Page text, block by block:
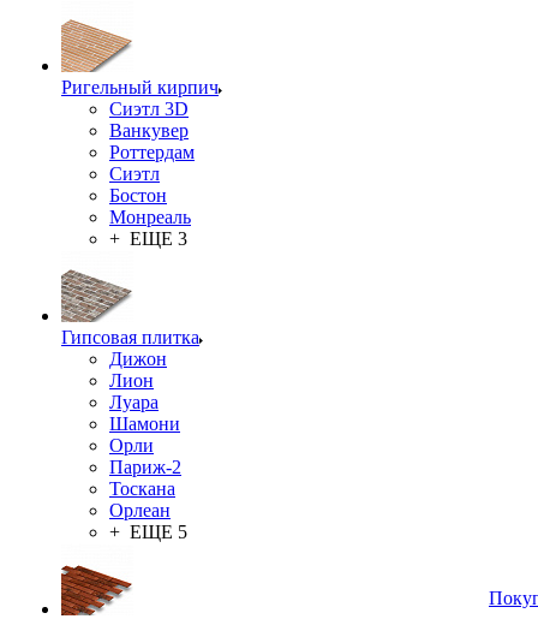
Ригельный кирпич
Сиэтл 3D
Ванкувер
Роттердам
Сиэтл
Бостон
Монреаль
+ ЕЩЕ 3
Гипсовая плитка
Дижон
Лион
Луара
Шамони
Орли
Париж-2
Тоскана
Орлеан
+ ЕЩЕ 5